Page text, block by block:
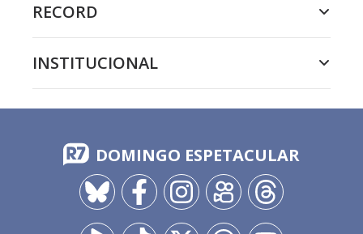
RECORD
INSTITUCIONAL
DOMINGO ESPETACULAR